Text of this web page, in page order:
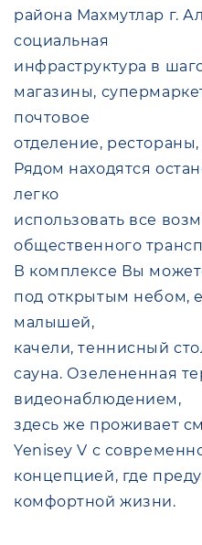
района Махмутлар г.
социальная
инфраструктура в
магазины,
почтовое
отделение,
Рядом находятся
легко
использовать все
общественного
В комплексе Вы
под открытым небом,
малышей,
качели, теннисный
сауна. Озелененная
видеонаблюдением,
здесь же проживает
Yenisey V с
концепцией, где
комфортной жизни.